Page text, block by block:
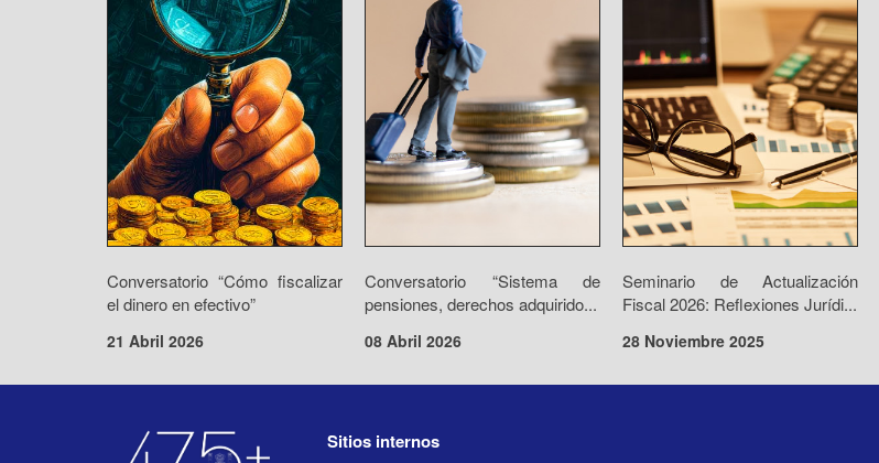
Conversatorio “Cómo fiscalizar
el dinero en efectivo”
21 Abril 2026
Conversatorio “Sistema de
pensiones, derechos adquirido...
08 Abril 2026
Seminario de Actualización
Fiscal 2026: Reflexiones Jurídi...
28 Noviembre 2025
Sitios internos